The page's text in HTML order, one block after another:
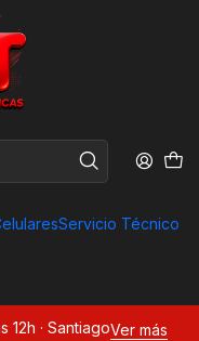
Servicio Técnico
12h · SantiagoVer más